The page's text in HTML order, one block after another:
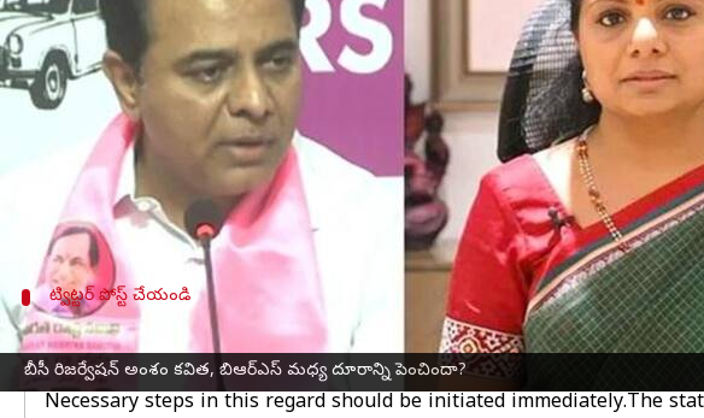
బీసీ రిజర్వేషన్ అంశం కవిత, బిఆర్ఎస్ మధ్య దూరాన్ని పెంచిందా?
ఈ వార్తాకథనం ఏంటి
బీసీ రిజర్వేషన్ల విషయంలోకాంగ్రెస్ ప్రభుత్వం తీసుకున్న తాజా నిర్ణయం
బీసీలకు రిజర్వేషన్లను అమలు చేయడానికి ఆర్డినెన్స్‌ తీసుకురావాలని
ఆనందోత్సాహాల్లో మునిగిపోయారు.
బీసీ రిజర్వేషన్ల సాధన కోసం జాగృతి పోరాటం ఫలితంగా ఈ నిర్ణయం
ట్విట్టర్ పోస్ట్ చేయండి
కవిత చేసిన ట్వీట్
I welcome the State Cabinet’s decision to hold local body elections
Necessary steps in this regard should be initiated immediately.The